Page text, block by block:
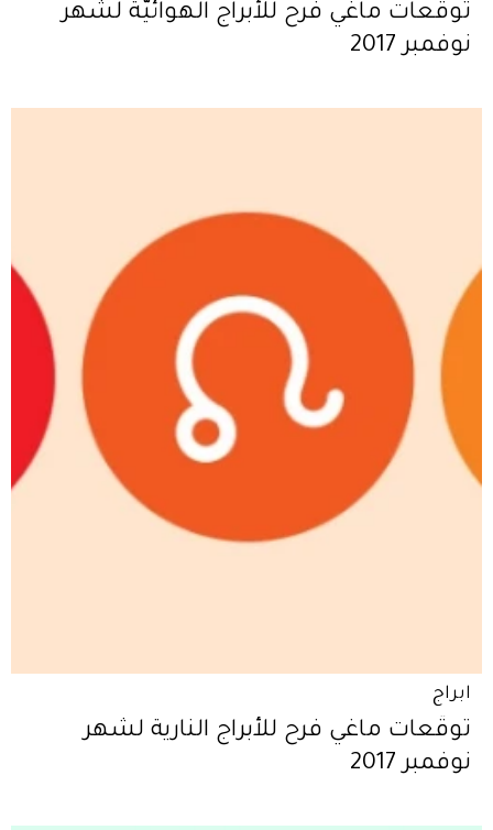
توقّعات ماغي فرح للأبراج الهوائيّة لشهر
نوفمبر 2017
ابراج
توقّعات ماغي فرح للأبراج النارية لشهر
نوفمبر 2017